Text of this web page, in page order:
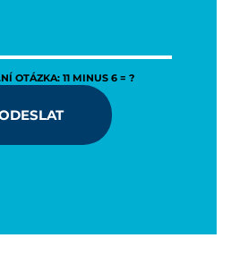
OTÁZKA: 11 MINUS 6 = ?